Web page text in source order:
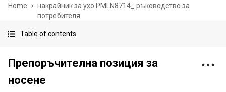
Home
накрайник за ухо PMLN8714_ ръководство за
потребителя
Table of contents
Препоръчителна позиция за
носене